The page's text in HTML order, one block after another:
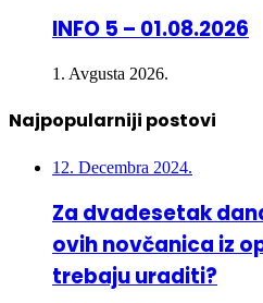
INFO 5 – 01.08.2026
1. Avgusta 2026.
Najpopularniji postovi
12. Decembra 2024.
Za dvadesetak
ovih novčanica iz
trebaju uraditi?